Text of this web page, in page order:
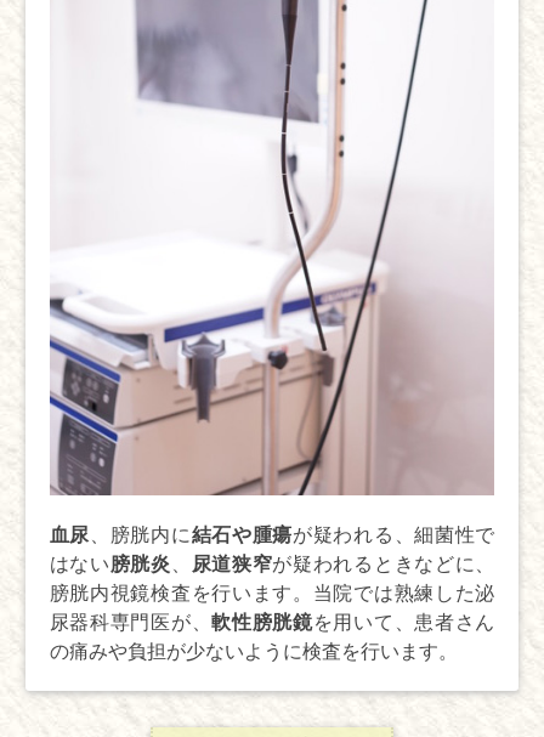
血尿 、膀胱内に結石や腫瘍が疑われる、細菌性で
はない膀胱炎 尿道狭窄が疑われるときなどに、
膀胱内視鏡検査を行います。当院では熟練した泌
尿器科専門医が、軟性膀胱鏡を用いて、患者さん
の痛みや負担が少ないように検査を行います。